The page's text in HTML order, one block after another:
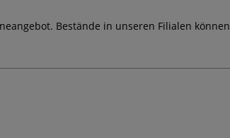
Bestände in unseren Filialen